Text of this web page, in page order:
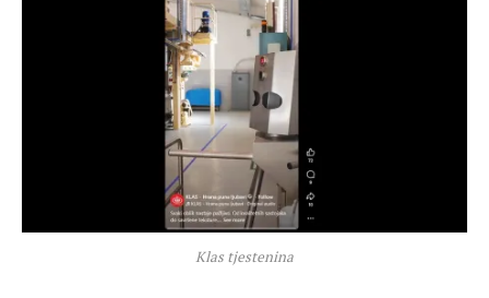
Klas tjestenina